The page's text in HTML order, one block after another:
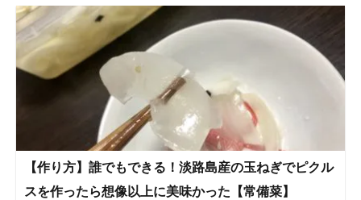
【作り方】誰でもできる！淡路島産の玉ねぎでピクル
スを作ったら想像以上に美味かった【常備菜】